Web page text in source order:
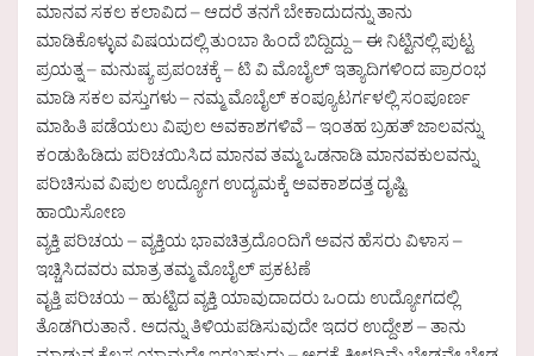
ಮಾನವ ಸಕಲ ಕಲಾವಿದ – ಆದರೆ ತನಗೆ ಬೇಕಾದುದನ್ನು ತಾನು
ಮಾಡಿಕೊಳ್ಳುವ ವಿಷಯದಲ್ಲಿ ತುಂಬಾ ಹಿಂದೆ ಬಿದ್ದಿದ್ದು – ಈ ನಿಟ್ಟಿನಲ್ಲಿ ಪುಟ್ಟ
ಪ್ರಯತ್ನ – ಮನುಷ್ಯ ಪ್ರಪಂಚಕ್ಕೆ – ಟಿ ವಿ ಮೊಬೈಲ್ ಇತ್ಯಾದಿಗಳಿಂದ ಪ್ರಾರಂಭ
ಮಾಡಿ ಸಕಲ ವಸ್ತುಗಳು – ನಮ್ಮ ಮೊಬೈಲ್ ಕಂಪ್ಯೂಟರ್ಗಳಲ್ಲಿ ಸಂಪೂರ್ಣ
ಮಾಹಿತಿ ಪಡೆಯಲು ವಿಪುಲ ಅವಕಾಶಗಳಿವೆ – ಇಂತಹ ಬ್ರಹತ್ ಜಾಲವನ್ನು
ಕಂಡುಹಿಡಿದು ಪರಿಚಯಿಸಿದ ಮಾನವ ತಮ್ಮ ಒಡನಾಡಿ ಮಾನವಕುಲವನ್ನು
ಪರಿಚಿಸುವ ವಿಪುಲ ಉದ್ಯೋಗ ಉದ್ಯಮಕ್ಕೆ ಅವಕಾಶದತ್ತ ದೃಷ್ಟಿ
ಹಾಯಿಸೋಣ
ವ್ಯಕ್ತಿ ಪರಿಚಯ – ವ್ಯಕ್ತಿಯ ಭಾವಚಿತ್ರದೊಂದಿಗೆ ಅವನ ಹೆಸರು ವಿಳಾಸ –
ಇಚ್ಚಿಸಿದವರು ಮಾತ್ರ ತಮ್ಮ ಮೊಬೈಲ್ ಪ್ರಕಟಣೆ
ವೃತ್ತಿ ಪರಿಚಯ – ಹುಟ್ಟಿದ ವ್ಯಕ್ತಿ ಯಾವುದಾದರು ಒಂದು ಉದ್ಯೋಗದಲ್ಲಿ
ತೊಡಗಿರುತಾನೆ . ಅದನ್ನು ತಿಳಿಯಪಡಿಸುವುದೇ ಇದರ ಉದ್ದೇಶ – ತಾನು